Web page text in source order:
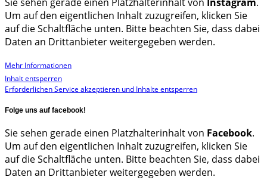
Um auf den eigentlichen Inhalt zuzugreifen, klicken Sie
auf die Schaltfläche unten. Bitte beachten Sie, dass dabei
Daten an Drittanbieter weitergegeben werden.
Mehr Informationen
Inhalt entsperren
Erforderlichen Service akzeptieren und Inhalte entsperren
Folge uns auf facebook!
Sie sehen gerade einen Platzhalterinhalt von Facebook.
Um auf den eigentlichen Inhalt zuzugreifen, klicken Sie
auf die Schaltfläche unten. Bitte beachten Sie, dass dabei
Daten an Drittanbieter weitergegeben werden.